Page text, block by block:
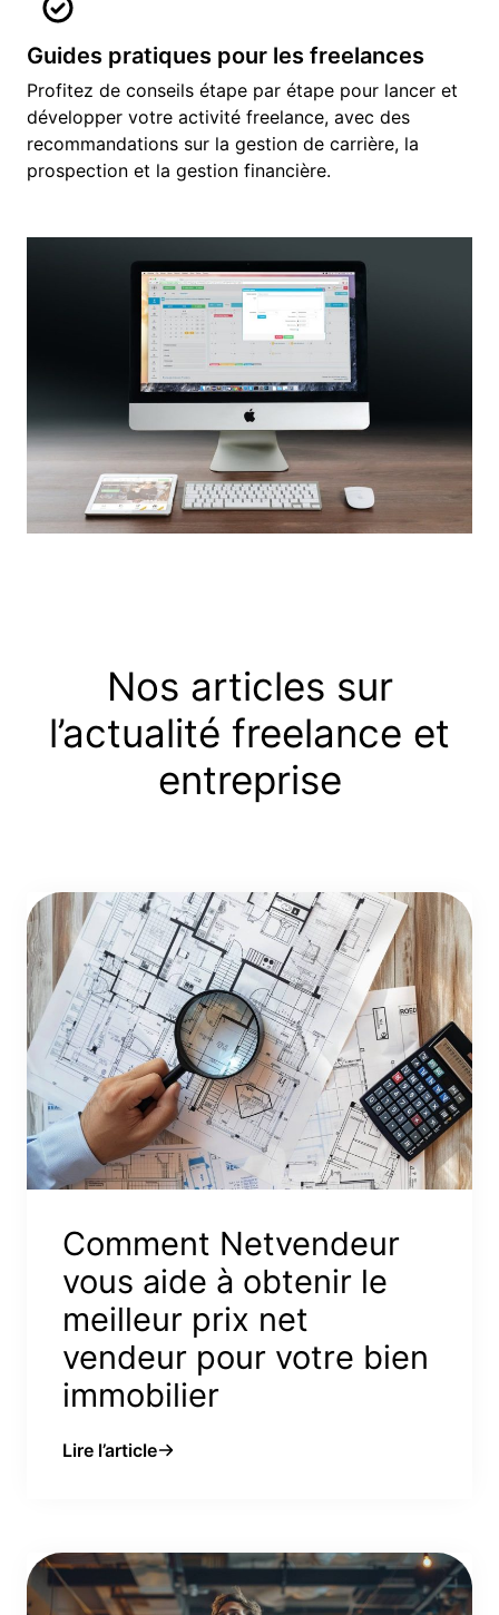
Guides pratiques pour les freelances
Profitez de conseils étape par étape pour lancer et
développer votre activité freelance, avec des
recommandations sur la gestion de carrière, la
prospection et la gestion financière.
Nos articles sur
l’actualité freelance et
entreprise
Comment Netvendeur
vous aide à obtenir le
meilleur prix net
vendeur pour votre bien
immobilier
Lire l’article